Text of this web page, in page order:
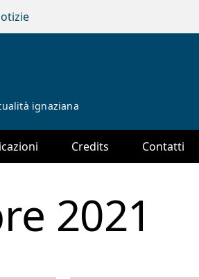
ignaziana
Credits Contatti
2021